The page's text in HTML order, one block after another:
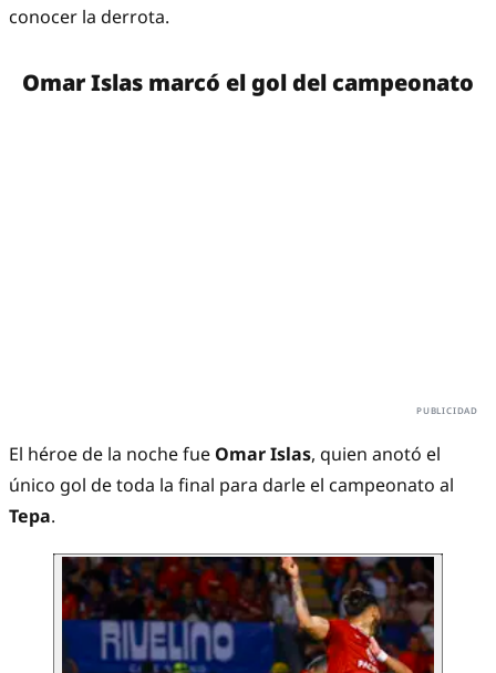
conocer la derrota.
Omar Islas marcó el gol del campeonato
El héroe de la noche fueOmar Islas, quien anotó el
único gol de toda la final para darle el campeonato al
Tepa.